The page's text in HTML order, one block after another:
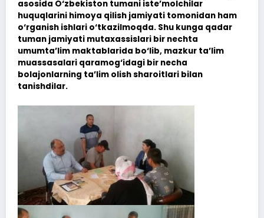
asosida O‘zbekiston tumani iste’molchilar
huquqlarini himoya qilish jamiyati tomonidan ham
o‘rganish ishlari o‘tkazilmoqda. Shu kunga qadar
tuman jamiyati mutaxassislari bir nechta
umumta’lim maktablarida bo‘lib, mazkur ta’lim
muassasalari qaramog‘idagi bir necha
bolajonlarning ta’lim olish sharoitlari bilan
tanishdilar.